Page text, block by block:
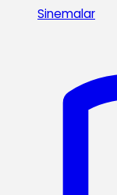
Sinemalar